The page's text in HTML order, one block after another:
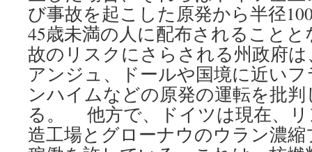
び事故を起こした原発から半径
45歳未満の人に配布されること
故のリスクにさらされる州政府
アンジュ、ドールや国境に近い
ンハイムなどの原発の運転を批
る。 他方で、ドイツは現在、リ
造工場とグローナウのウラン濃